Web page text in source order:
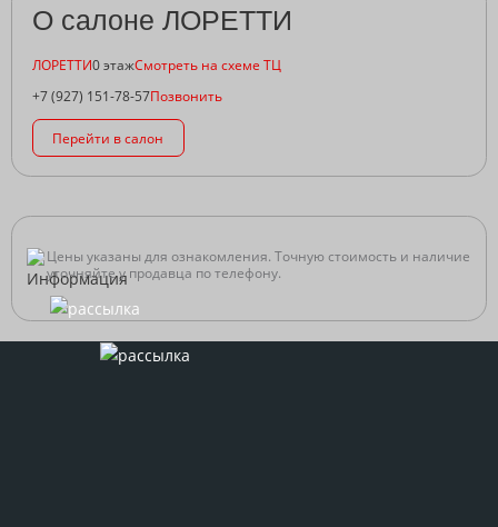
О салоне ЛОРЕТТИ
ЛОРЕТТИ0 этажСмотреть на схеме ТЦ
+7 (927) 151-78-57Позвонить
Перейти в салон
Цены указаны для ознакомления. Точную стоимость и наличие
уточняйте у продавца по телефону.